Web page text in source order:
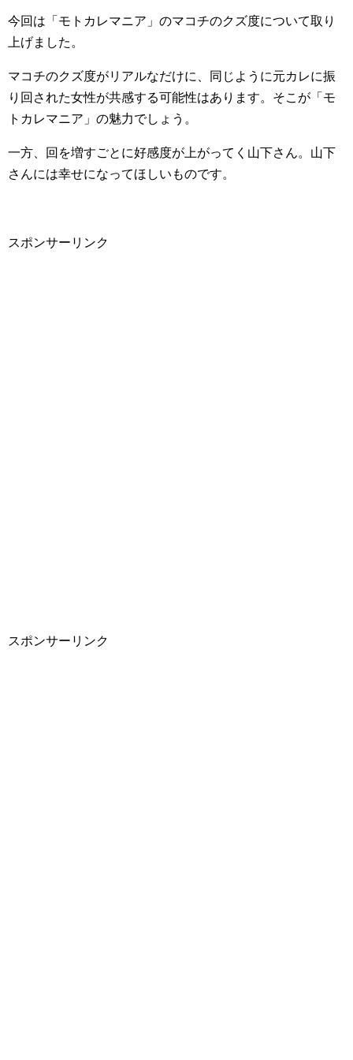
今回は「モトカレマニア」のマコチのクズ度について取り
上げました。
マコチのクズ度がリアルなだけに、同じように元カレに振
り回された女性が共感する可能性はあります。そこが「モ
トカレマニア」の魅力でしょう。
一方、回を増すごとに好感度が上がってく山下さん。山下
さんには幸せになってほしいものです。
スポンサーリンク
スポンサーリンク